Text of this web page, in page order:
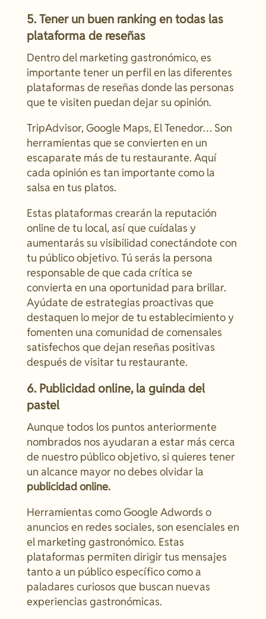
5. Tener un buen ranking en todas las
plataforma de reseñas
Dentro del marketing gastronómico, es
importante tener un perfil en las diferentes
plataformas de reseñas donde las personas
que te visiten puedan dejar su opinión.
TripAdvisor, Google Maps, El Tenedor… Son
herramientas que se convierten en un
escaparate más de tu restaurante. Aquí
cada opinión es tan importante como la
salsa en tus platos.
Estas plataformas crearán la reputación
online de tu local, así que cuídalas y
aumentarás su visibilidad conectándote con
tu público objetivo. Tú serás la persona
responsable de que cada crítica se
convierta en una oportunidad para brillar.
Ayúdate de estrategias proactivas que
destaquen lo mejor de tu establecimiento y
fomenten una comunidad de comensales
satisfechos que dejan reseñas positivas
después de visitar tu restaurante.
6. Publicidad online, la guinda del
pastel
Aunque todos los puntos anteriormente
nombrados nos ayudaran a estar más cerca
de nuestro público objetivo, si quieres tener
un alcance mayor no debes olvidar la
publicidad online.
Herramientas como Google Adwords o
anuncios en redes sociales, son esenciales en
el marketing gastronómico. Estas
plataformas permiten dirigir tus mensajes
tanto a un público específico como a
paladares curiosos que buscan nuevas
experiencias gastronómicas.